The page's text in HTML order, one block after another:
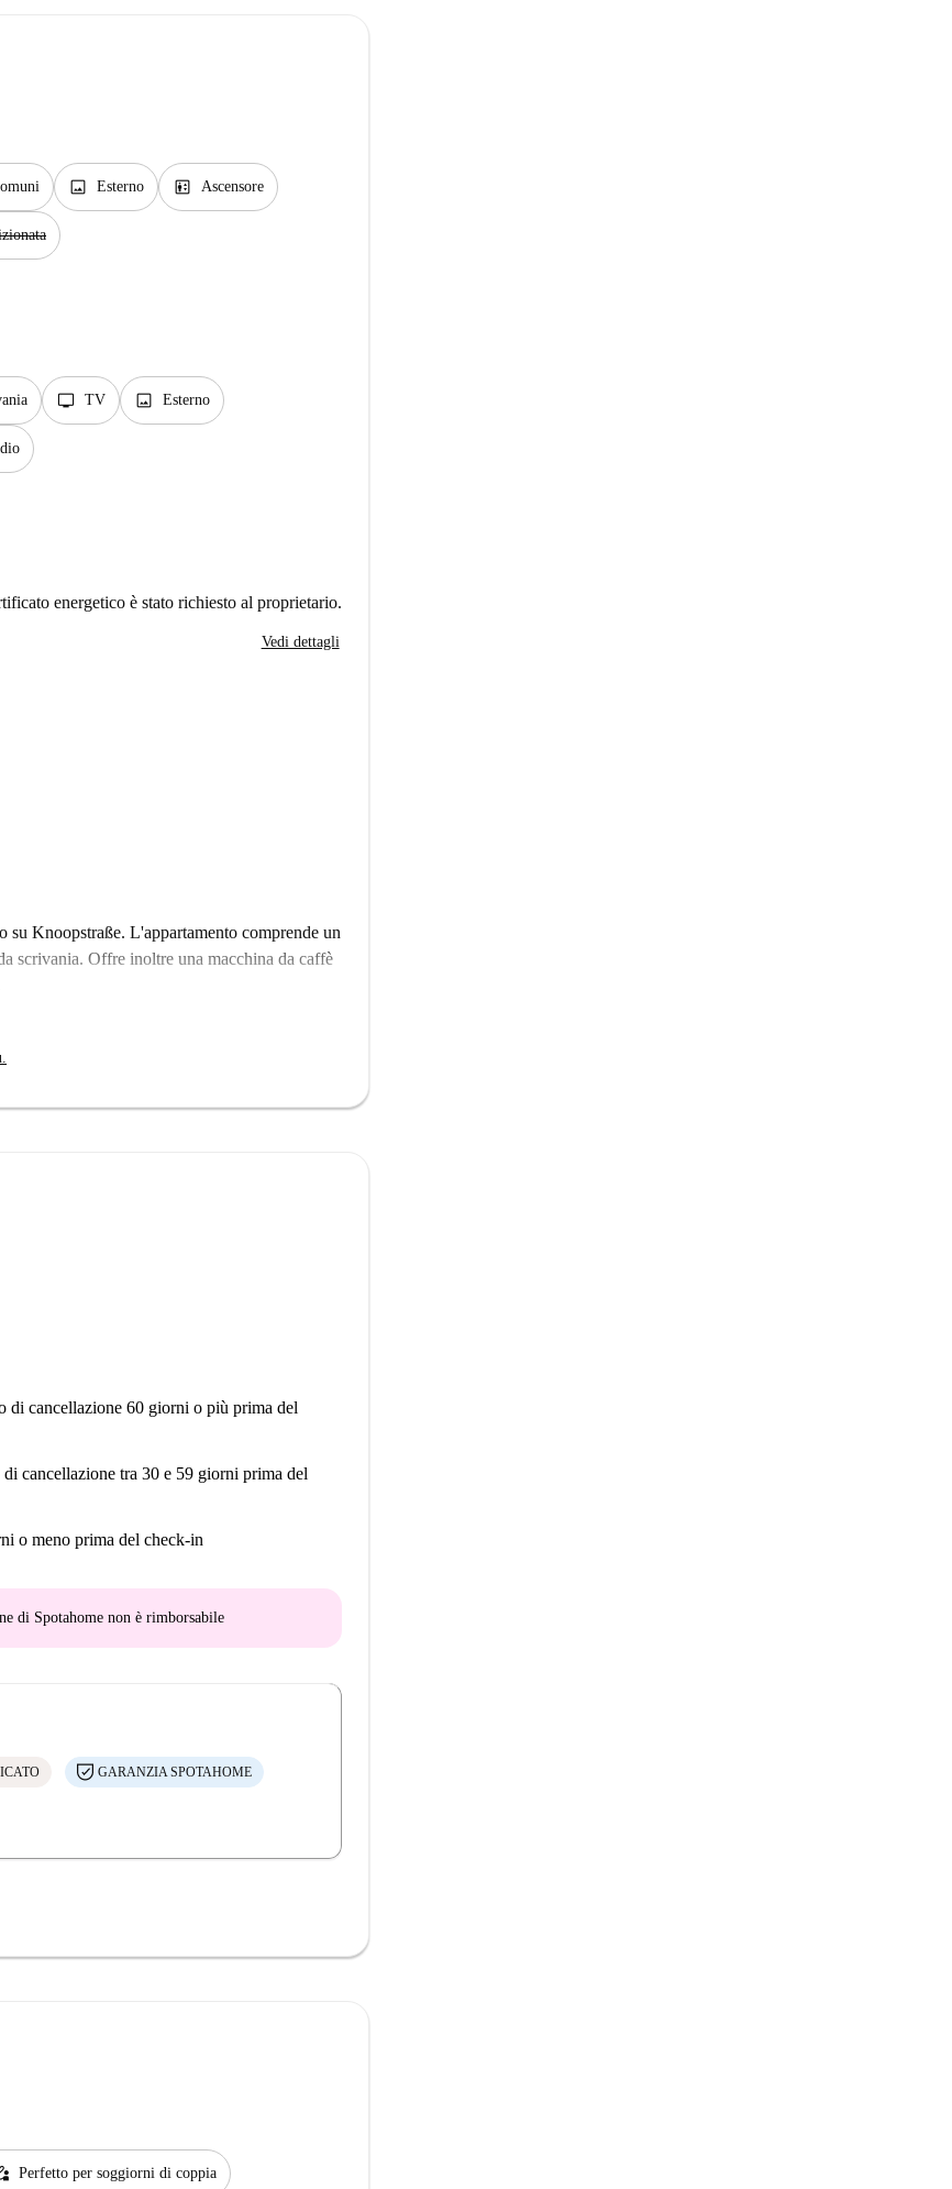
image Esterno elevator Ascensore
tv TV image Esterno
energetico è stato richiesto al proprietario.
Vedi dettagli
su Knoopstraße. L'appartamento comprende un
scrivania. Offre inoltre una macchina da caffè
di cancellazione 60 giorni o più prima del
di cancellazione tra 30 e 59 giorni prima del
o meno prima del check-in
di Spotahome non è rimborsabile
GARANZIA SPOTAHOME
Perfetto per soggiorni di coppia